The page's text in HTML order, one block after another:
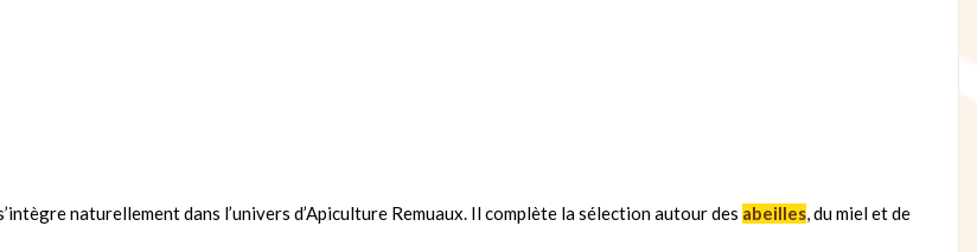
naturellement dans l’univers d’Apiculture Remuaux. Il complète la sélection autour des abeilles, du miel et de